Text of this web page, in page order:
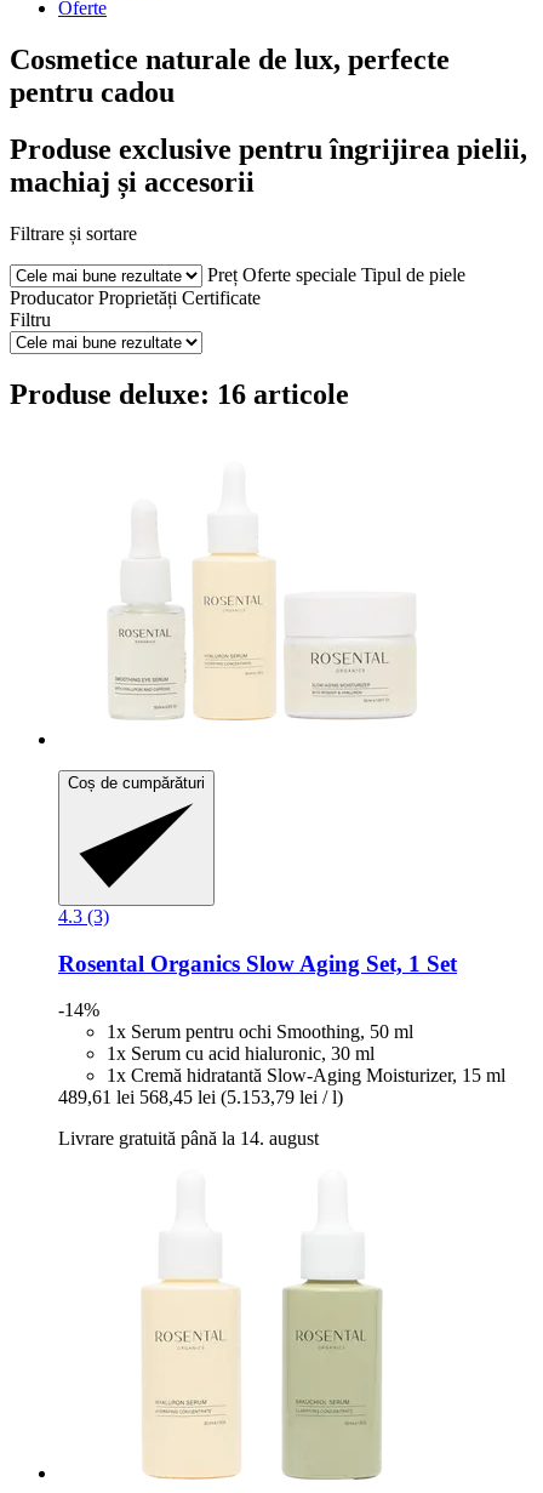
Oferte
Cosmetice naturale de lux, perfecte
pentru cadou
Produse exclusive pentru îngrijirea pielii,
machiaj și accesorii
Filtrare și sortare
Preț Oferte speciale Tipul de piele
Producator Proprietăți Certificate
Filtru
Produse deluxe: 16 articole
Coș de cumpărături
4.3 (3)
Rosental Organics Slow Aging Set, 1 Set
-14%
1x Serum pentru ochi Smoothing, 50 ml
1x Serum cu acid hialuronic, 30 ml
1x Cremă hidratantă Slow-Aging Moisturizer, 15 ml
489,61 lei 568,45 lei (5.153,79 lei / l)
Livrare gratuită până la 14. august